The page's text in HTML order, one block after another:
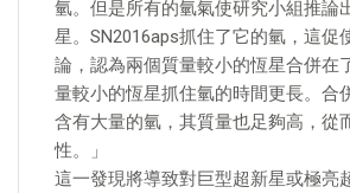
氫。但是所有的氫氣使研究小組推論
星。SN2016aps抓住了它的氫，這促
論，認為兩個質量較小的恆星合併在
量較小的恆星抓住氫的時間更長。合
含有大量的氫，其質量也足夠高，從
性。」
這一發現將導致對巨型超新星或極亮